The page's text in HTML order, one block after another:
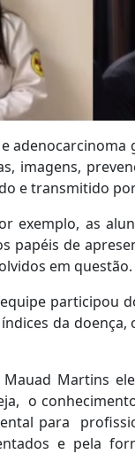
imagens,
e transmitido
exemplo, as
papéis de
em questão.
participou do
da
Mauad Martins
o
para
e pela